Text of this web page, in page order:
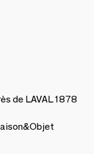
de LAVAL 1878